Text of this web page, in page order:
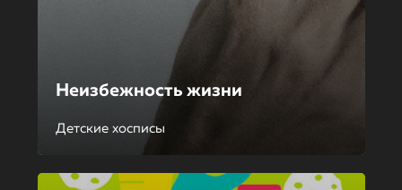
Неизбежность жизни
Детские хосписы